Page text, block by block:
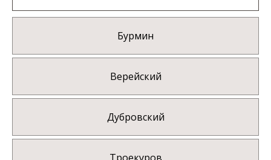
Бурмин
Верейский
Дубровский